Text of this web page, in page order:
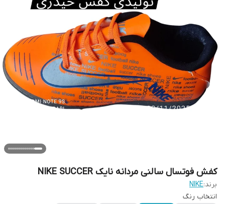
کفش فوتسال سالنی مردانه نایک NIKE SUCCER
برند:NIKE
انتخاب رنگ